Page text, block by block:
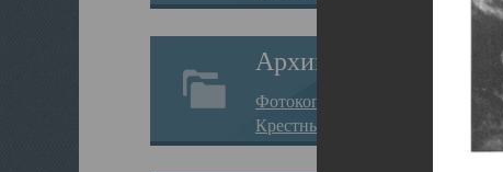
Архив
Фотокопии дел
Крестные ходы